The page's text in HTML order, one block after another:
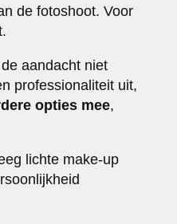
de fotoshoot. Voor
aandacht niet
professionaliteit uit,
opties mee,
lichte make-up